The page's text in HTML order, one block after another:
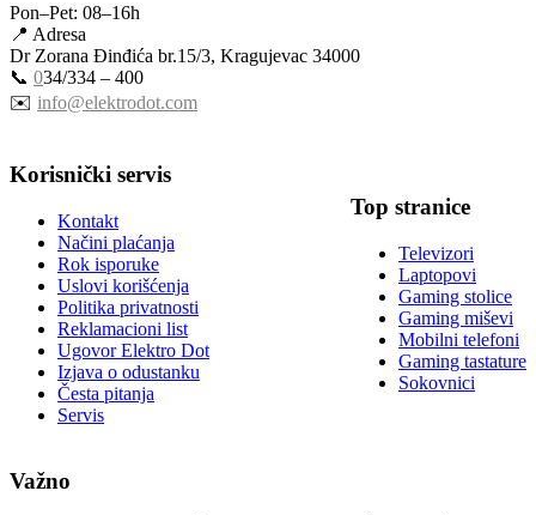
Pon–Pet: 08–16h
📍 Adresa
Dr Zorana Đinđića br.15/3, Kragujevac 34000
📞 034/334 – 400
✉️ info@elektrodot.com
Korisnički servis
Kontakt
Načini plaćanja
Rok isporuke
Uslovi korišćenja
Politika privatnosti
Reklamacioni list
Ugovor Elektro Dot
Izjava o odustanku
Česta pitanja
Servis
Top stranice
Televizori
Laptopovi
Gaming stolice
Gaming miševi
Mobilni telefoni
Gaming tastature
Sokovnici
Važno